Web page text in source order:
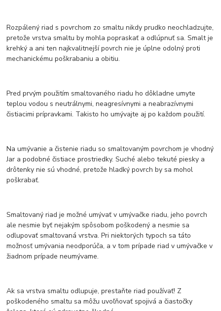
Rozpálený riad s povrchom zo smaltu nikdy prudko neochladzujte,
pretože vrstva smaltu by mohla popraskať a odlúpnuť sa. Smalt je
krehký a ani ten najkvalitnejší povrch nie je úplne odolný proti
mechanickému poškrabaniu a obitiu.
Pred prvým použitím smaltovaného riadu ho dôkladne umyte
teplou vodou s neutrálnymi, neagresívnymi a neabrazívnymi
čistiacimi prípravkami. Takisto ho umývajte aj po každom použití.
Na umývanie a čistenie riadu so smaltovaným povrchom je vhodný
Jar a podobné čistiace prostriedky. Suché alebo tekuté piesky a
drôtenky nie sú vhodné, pretože hladký povrch by sa mohol
poškrabať.
Smaltovaný riad je možné umývať v umývačke riadu, jeho povrch
ale nesmie byť nejakým spôsobom poškodený a nesmie sa
odlupovať smaltovaná vrstva. Pri niektorých typoch sa táto
možnosť umývania neodporúča, a v tom prípade riad v umývačke v
žiadnom prípade neumývame.
Ak sa vrstva smaltu odlupuje, prestaňte riad používať! Z
poškodeného smaltu sa môžu uvoľňovať spojivá a čiastočky